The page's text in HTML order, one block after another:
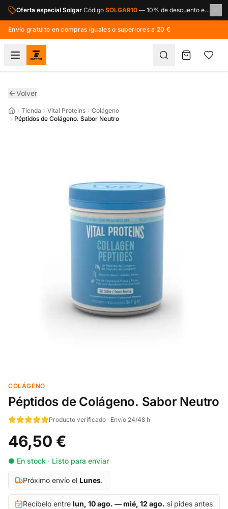
Saltar al contenido principal
Oferta especial Solgar Código SOLGAR10 — 10% de descuento en toda la marca Solgar.
Envío gratuito en compras iguales o superiores a 20 €
Volver
Tienda Vital Proteins
Colágeno
Péptidos de Colágeno. Sabor Neutro
COLÁGENO
Péptidos de Colágeno. Sabor Neutro
Producto verificado · Envío 24/48 h
46,50 €
● En stock · Listo para enviar
Próximo envío el Lunes.
Recíbelo entre lun, 10 ago. — mié, 12 ago. si pides antes